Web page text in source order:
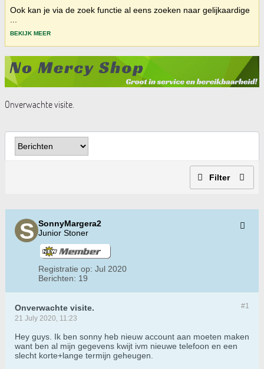
Ook kan je via de zoek functie al eens zoeken naar gelijkaardige
BEKIJK MEER
Onverwachte visite.
Filter
SonnyMargera2
Junior Stoner
Registratie op: Jul 2020
Berichten: 19
#1
Onverwachte visite.
21 July 2020, 11:23
Hey guys. Ik ben sonny heb nieuw account aan moeten maken
want ben al mijn gegevens kwijt ivm nieuwe telefoon en een
slecht korte+lange termijn geheugen.